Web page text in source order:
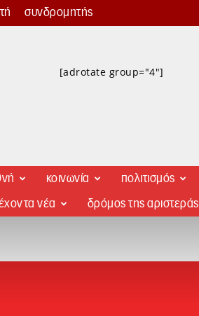
συνδρομητής
[adrotate group="4"]
κοινωνία πολιτισμός
νέα δρόμος της αριστεράς